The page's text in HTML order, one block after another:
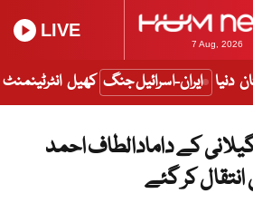
7 Aug, 2026
LIVE
دنیا ایران-اسرائیل جنگ کھیل انٹرٹینمنٹ
کے دامادالطاف احمد
کر گئے